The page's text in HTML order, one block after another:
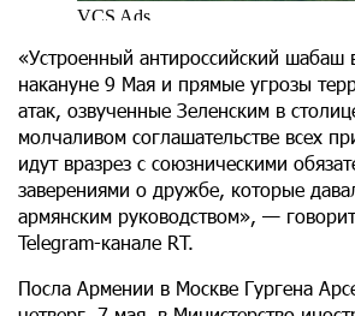
«Устроенный антироссийский шабаш
накануне 9 Мая и прямые угрозы
атак, озвученные Зеленским в
молчаливом соглашательстве всех
идут вразрез с союзническими
заверениями о дружбе, которые
армянским руководством», —
Telegram-канале RT.
Посла Армении в Москве Гургена